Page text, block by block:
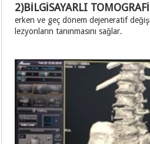
2)BİLGİSAYARLI
erken ve geç dönem dejeneratif
lezyonların tanınmasını sağlar.